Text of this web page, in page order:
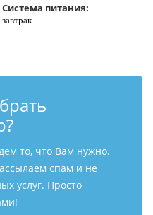
Система питания:
завтрак
то, что Вам нужно.
спам и не
услуг. Просто